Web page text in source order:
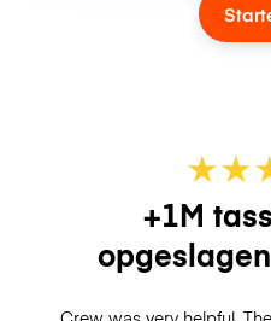
★★
+1M
opgeslagen